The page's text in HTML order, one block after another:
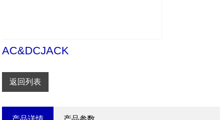
AC&DCJACK
返回列表